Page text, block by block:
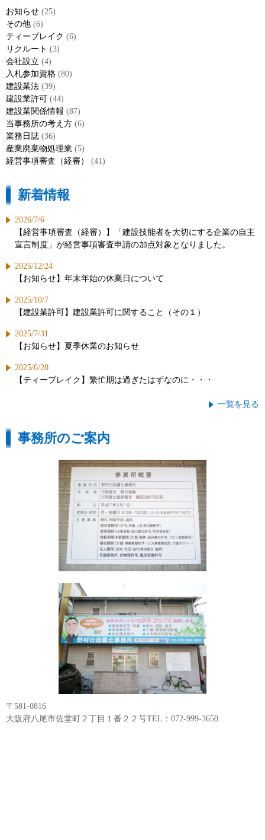
お知らせ (25)
その他 (6)
ティーブレイク (6)
リクルート (3)
会社設立 (4)
入札参加資格 (80)
建設業法 (39)
建設業許可 (44)
建設業関係情報 (87)
当事務所の考え方 (6)
業務日誌 (36)
産業廃棄物処理業 (5)
経営事項審査（経審）
(41)
新着情報
2026/7/6
【経営事項審査（経審）】「建設技能者を大切にする企業の自主
宣言制度」が経営事項審査申請の加点対象となりました。
2025/12/24
【お知らせ】年末年始の休業日について
2025/10/7
【建設業許可】建設業許可に関すること（その１）
2025/7/31
【お知らせ】夏季休業のお知らせ
2025/6/20
【ティーブレイク】繁忙期は過ぎたはずなのに・・・
一覧を見る
事務所のご案内
〒581-0816
大阪府八尾市佐堂町２丁目１番２２号TEL：072-999-3650